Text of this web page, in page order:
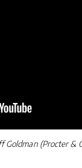
Goldman (Procter &